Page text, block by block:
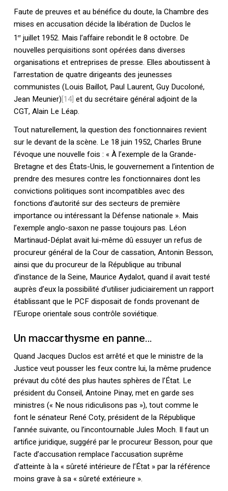
Faute de preuves et au bénéfice du doute, la Chambre des
mises en accusation décide la libération de Duclos le
1erjuillet 1952. Mais l’affaire rebondit le 8 octobre. De
nouvelles perquisitions sont opérées dans diverses
organisations et entreprises de presse. Elles aboutissent à
l’arrestation de quatre dirigeants des jeunesses
communistes (Louis Baillot, Paul Laurent, Guy Ducoloné,
Jean Meunier)[14] et du secrétaire général adjoint de la
CGT, Alain Le Léap.
Tout naturellement, la question des fonctionnaires revient
sur le devant de la scène. Le 18 juin 1952, Charles Brune
l’évoque une nouvelle fois : « À l’exemple de la Grande-
Bretagne et des États-Unis, le gouvernement a l’intention de
prendre des mesures contre les fonctionnaires dont les
convictions politiques sont incompatibles avec des
fonctions d’autorité sur des secteurs de première
importance ou intéressant la Défense nationale ». Mais
l’exemple anglo-saxon ne passe toujours pas. Léon
Martinaud-Déplat avait lui-même dû essuyer un refus de
procureur général de la Cour de cassation, Antonin Besson,
ainsi que du procureur de la République au tribunal
d’instance de la Seine, Maurice Aydalot, quand il avait testé
auprès d’eux la possibilité d’utiliser judiciairement un rapport
établissant que le PCF disposait de fonds provenant de
l’Europe orientale sous contrôle soviétique.
Un maccarthysme en panne…
Quand Jacques Duclos est arrêté et que le ministre de la
Justice veut pousser les feux contre lui, la même prudence
prévaut du côté des plus hautes sphères de l’État. Le
président du Conseil, Antoine Pinay, met en garde ses
ministres (« Ne nous ridiculisons pas »), tout comme le
font le sénateur René Coty, président de la République
l’année suivante, ou l’incontournable Jules Moch. Il faut un
artifice juridique, suggéré par le procureur Besson, pour que
l’acte d’accusation remplace l’accusation suprême
d’atteinte à la « sûreté intérieure de l’État » par la référence
moins grave à sa « sûreté extérieure ».